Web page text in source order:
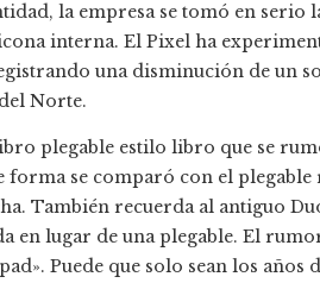
la empresa se tomó en serio
interna. El Pixel ha
una disminución de un
Norte.
plegable estilo libro que se
forma se comparó con el
También recuerda al antiguo
lugar de una plegable. El
Puede que solo sean los años